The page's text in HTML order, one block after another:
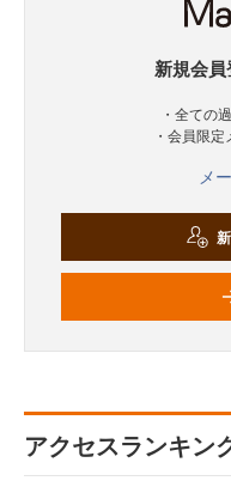
新規会員
・全ての
・会員限
メ
アクセスランキン